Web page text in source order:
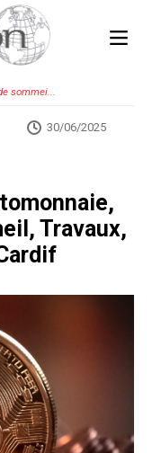
sommei...
30/06/2025
Travaux,